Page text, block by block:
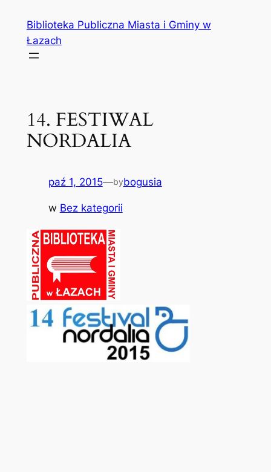
treści
Biblioteka Publiczna Miasta i Gminy w
Łazach
14. FESTIWAL
NORDALIA
paź 1, 2015—bybogusia
w Bez kategorii